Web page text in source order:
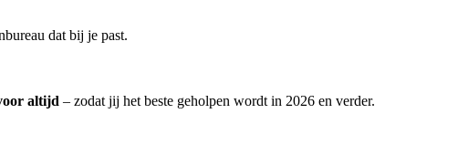
dat bij je past.
altijd – zodat jij het beste geholpen wordt in 2026 en verder.